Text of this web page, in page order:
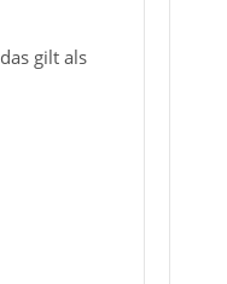
gilt als